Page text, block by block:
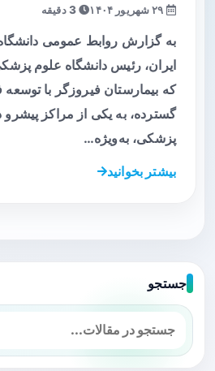
3 دقیقه
به گزارش روابط عمومی
ایران، رئیس دانشگاه علوم
که بیمارستان فیروزگر با توسعه
گسترده، به یکی از مراکز پیشرو
پزشکی، به‌ویژه…
بیشتر بخوانید
جستجو